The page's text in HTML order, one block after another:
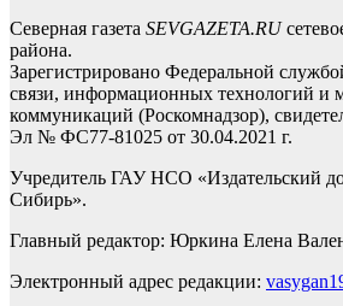
Северная газета SEVGAZETA.RU
района.
Зарегистрировано Федеральной
связи, информационных технологий и
коммуникаций (Роскомнадзор),
Эл № ФС77-81025 от 30.04.2021 г.
Учредитель ГАУ НСО «Издательский
Сибирь».
Главный редактор: Юркина Елена
Электронный адрес редакции: